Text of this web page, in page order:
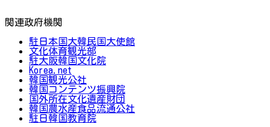
関連政府機関
駐日本国大韓民国大使館
文化体育観光部
駐大阪韓国文化院
Korea.net
韓国観光公社
韓国コンテンツ振興院
国外所在文化遺産財団
韓国農水産食品流通公社
駐日韓国教育院